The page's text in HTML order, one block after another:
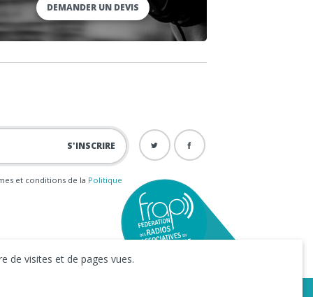
DEMANDER UN DEVIS
et conditions de la Politique
de visites et de pages vues.